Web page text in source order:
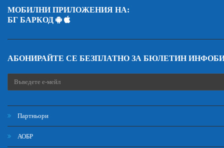
МОБИЛНИ ПРИЛОЖЕНИЯ НА:
БГ БАРКОД
АБОНИРАЙТЕ СЕ БЕЗПЛАТНО ЗА БЮЛЕТИН
Партньори
АОБР